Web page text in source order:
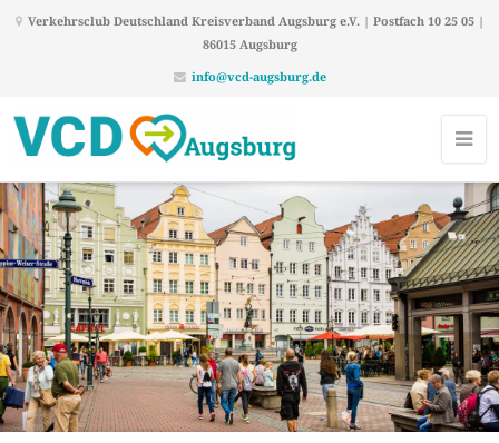
Verkehrsclub Deutschland Kreisverband Augsburg e.V. | Postfach 10 25 05 |
86015 Augsburg
info@vcd-augsburg.de